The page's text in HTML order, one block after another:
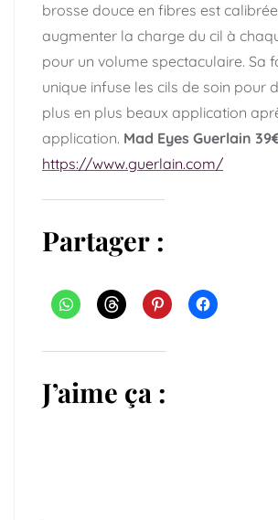
brosse douce en fibres est
augmenter la charge du cil à
pour un volume spectaculaire. Sa
unique infuse les cils de soin pour
plus en plus beaux application
application. Mad Eyes Guerlain
https://www.guerlain.com/
Partager :
J’aime ça :